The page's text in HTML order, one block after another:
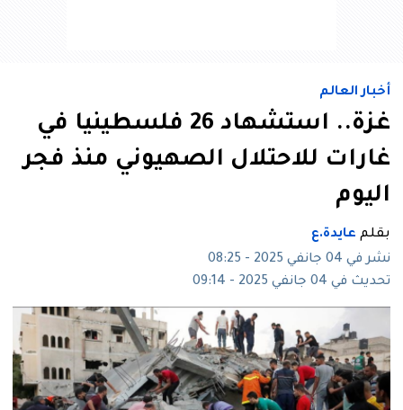
أخبار العالم
غزة.. استشهاد 26 فلسطينيا في
غارات للاحتلال الصهيوني منذ فجر
اليوم
بقلم عايدة.ع
نشر في 04 جانفي 2025 - 08:25
تحديث في 04 جانفي 2025 - 09:14